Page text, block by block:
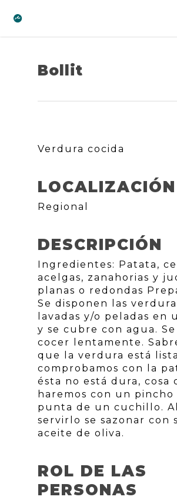
Bollit
Verdura cocida
LOCALIZACIÓN
Regional
DESCRIPCIÓN
Ingredientes: Patata,
acelgas, zanahorias y
planas o redondas
Se disponen las
lavadas y/o peladas en
y se cubre con agua.
cocer lentamente.
que la verdura está
comprobamos con la
ésta no está dura, cosa
haremos con un pincho
punta de un cuchillo. Al
servirlo se sazonar con
aceite de oliva.
ROL DE LAS
PERSONAS